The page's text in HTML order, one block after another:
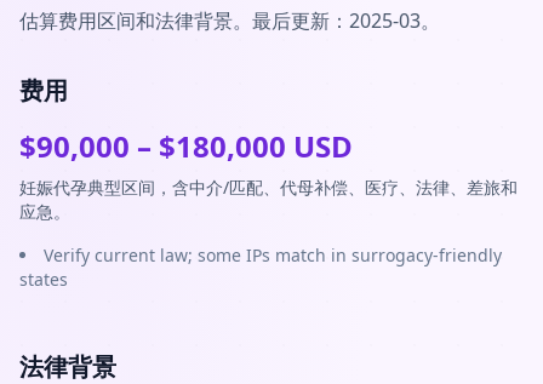
估算费用区间和法律背景。最后更新：2025-03。
费用
$90,000 – $180,000 USD
妊娠代孕典型区间，含中介/匹配、代母补偿、医疗、法律、差旅和
应急。
Verify current law; some IPs match in surrogacy-friendly
states
法律背景